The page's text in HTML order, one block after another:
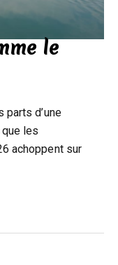
le
d’une
les
achoppent sur